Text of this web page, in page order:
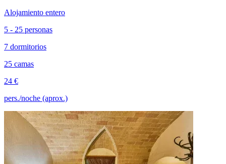
Alojamiento entero
5 - 25 personas
7 dormitorios
25 camas
24 €
pers./noche (aprox.)